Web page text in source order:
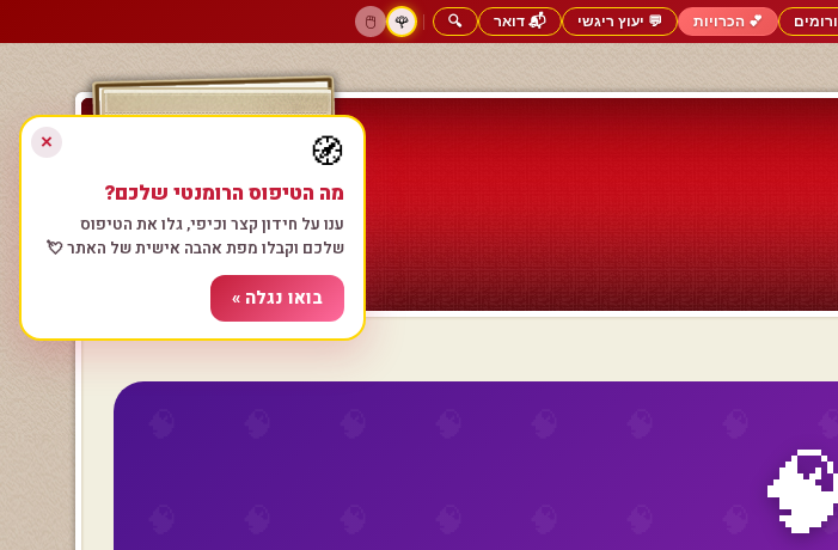
💕 הכרויות 💬 יעוץ ריגשי 📬 דואר 🔍
🌹
🖱️
הרשם עכשיו
התחבר
צימרים רומנטיים
חנות המתנות
🧠